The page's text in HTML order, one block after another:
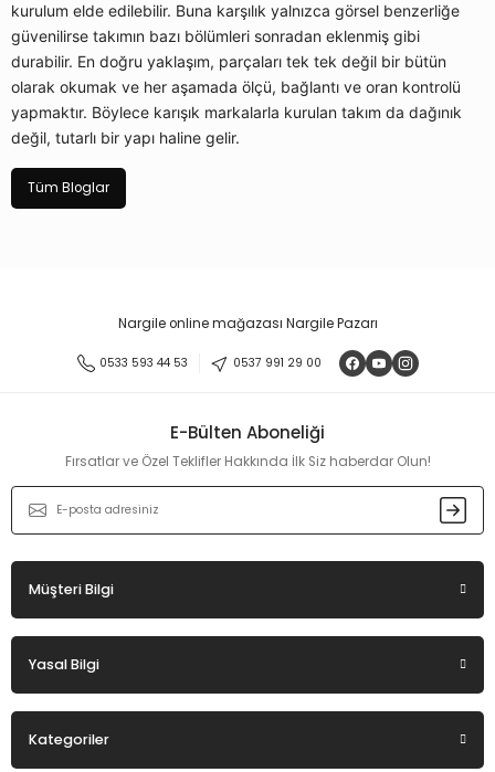
kurulum elde edilebilir. Buna karşılık yalnızca görsel benzerliğe
güvenilirse takımın bazı bölümleri sonradan eklenmiş gibi
durabilir. En doğru yaklaşım, parçaları tek tek değil bir bütün
olarak okumak ve her aşamada ölçü, bağlantı ve oran kontrolü
yapmaktır. Böylece karışık markalarla kurulan takım da dağınık
değil, tutarlı bir yapı haline gelir.
Tüm Bloglar
Nargile online mağazası Nargile Pazarı
0533 593 44 53 0537 991 29 00
E-Bülten Aboneliği
Fırsatlar ve Özel Teklifler Hakkında İlk Siz haberdar Olun!
Müşteri Bilgi
Yasal Bilgi
Kategoriler